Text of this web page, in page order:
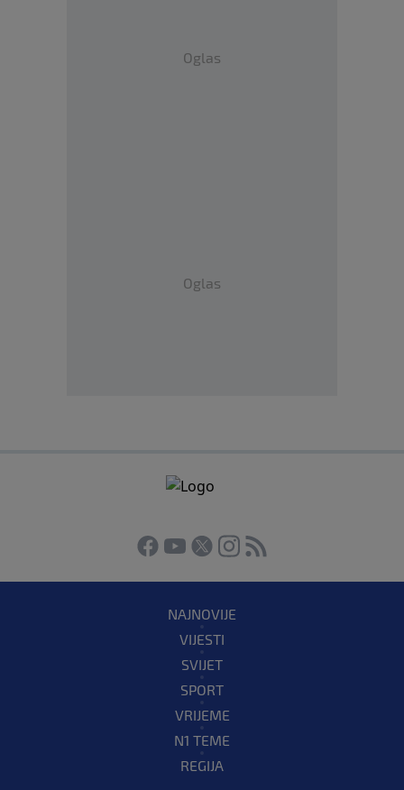
Oglas
Oglas
NAJNOVIJE
VIJESTI
SVIJET
SPORT
VRIJEME
N1 TEME
REGIJA